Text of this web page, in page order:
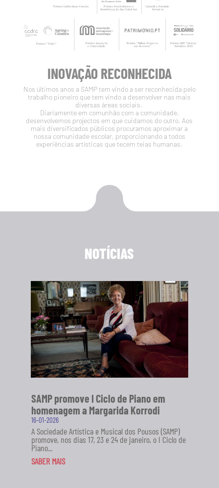
INOVAÇÃO RECONHECIDA
Nos últimos anos a SAMP tem vindo a ser reconhecida pelo
trabalho pioneiro que tem vindo a desenvolver nas mais
diversas áreas sociais.
Diariamente em comunhão com a comunidade,
desenvolvemos projectos em que cuidamos do outro. Aos
mais diversificados públicos procuramos aproximar a
nossa comunidade escolar, proporcionando a todos
experiências artísticas que tecem teias humanas.
NOTÍCIAS
SAMP promove I Ciclo de Piano em
homenagem a Margarida Korrodi
16-01-2026
A Sociedade Artística e Musical dos Pousos (SAMP)
promove, nos dias 17, 23 e 24 de janeiro, o I Ciclo de
Piano...
SABER MAIS